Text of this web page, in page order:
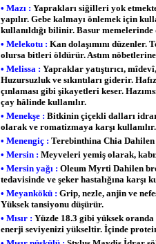
• Mazı : Yaprakları siğilleri yok
yapılır. Gebe kalmayı önlemek için
kullanıldığı bilinir. Basur
• Melekotu : Kan dolaşımını
olursa bitleri öldürür. Astım
• Melissa : Yapraklar yatıştırıcı,
Huzursuzluk ve sıkıntıları giderir.
çınlaması gibi şikayetleri keser.
çay hâlinde kullanılır.
• Menekşe : Bitkinin çiçekli dalları
olarak ve romatizmaya karşı
• Menengiç : Terebinthina Chia
• Mersin : Meyveleri yemiş olarak,
• Mersin yağı : Oleum Myrti Dahilen
tedavisinde ve şeker hastalığına karşı
• Meyankökü : Grip, nezle, anjin ve
Yüksek tansiyonu düşürür.
• Mısır : Yüzde 18.3 gibi yüksek
enerji seviyenizi yükseltir. İçinde